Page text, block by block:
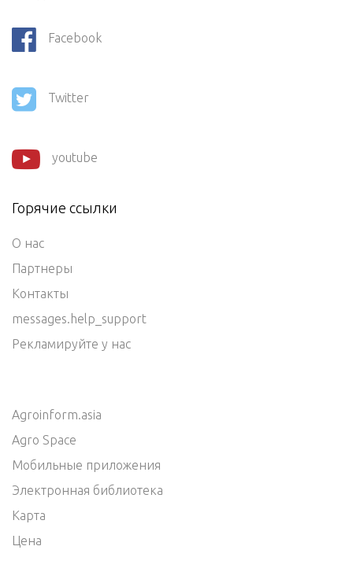
Facebook
Twitter
youtube
Горячие ссылки
О нас
Партнеры
Контакты
messages.help_support
Рекламируйте у нас
Agroinform.asia
Agro Space
Мобильные приложения
Электронная библиотека
Карта
Цена